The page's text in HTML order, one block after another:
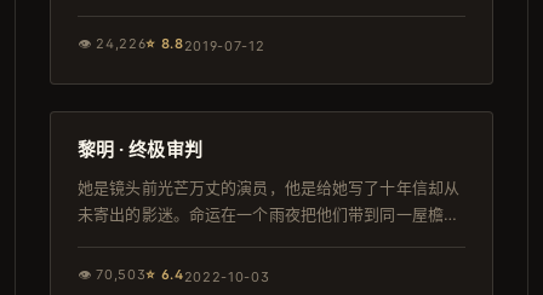
👁 24,226⭐ 8.82019-07-12
热播
97分钟
黎明 · 终极审判
她是镜头前光芒万丈的演员，他是给她写了十年信却从
未寄出的影迷。命运在一个雨夜把他们带到同一屋檐
👁70,503⭐ 6.42022-10-03